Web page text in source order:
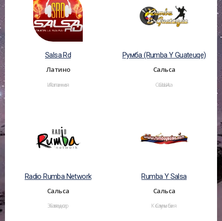
Salsa Rd
Латино
Латино
Испания
Румба (Rumba Y Guateuqe)
Сальса
Сальса
США
Radio Rumba Network
Сальса
Сальса
Эквадор
Rumba Y Salsa
Сальса
Сальса
Колумбия